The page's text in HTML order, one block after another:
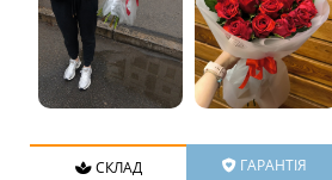
СКЛАД ГАРАНТІЯ